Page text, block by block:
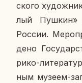
ско­го
лый Пушкин»
России.
де­но
ри­ко-
ным музеем-